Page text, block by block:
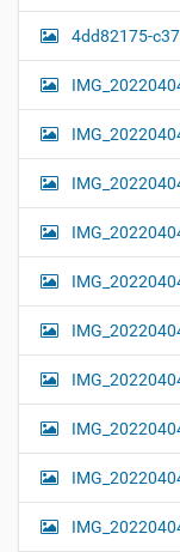
l
r
e
…
g
a
t
i
o
n
4dd82175-